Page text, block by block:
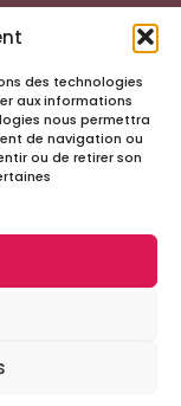
des technologies
aux informations
nous permettra
de navigation ou
ou de retirer son